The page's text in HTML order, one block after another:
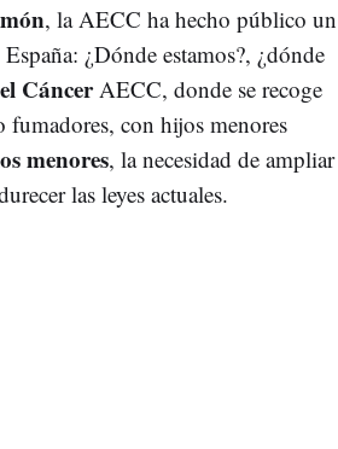
, la AECC ha hecho público un
¿Dónde estamos?, ¿dónde
Cáncer AECC, donde se recoge
con hijos menores
menores, la necesidad de ampliar
las leyes actuales.